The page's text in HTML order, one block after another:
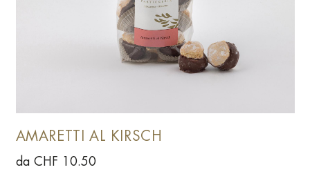
AMARETTI AL KIRSCH
da CHF 10.50